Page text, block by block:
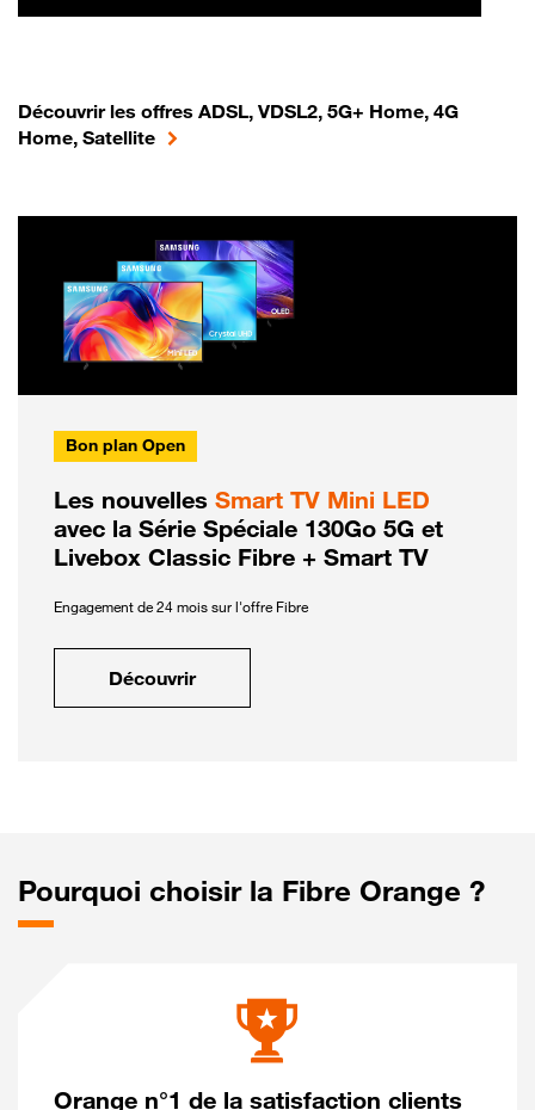
Découvrir les offres ADSL, VDSL2, 5G+ Home, 4G
Home, Satellite
Bon plan Open
Les nouvelles Smart TV Mini LED
avec la Série Spéciale 130Go 5G et
Livebox Classic Fibre + Smart TV
Engagement de 24 mois sur l'offre Fibre
Découvrir
Pourquoi choisir la Fibre Orange ?
Orange n°1 de la satisfaction clients